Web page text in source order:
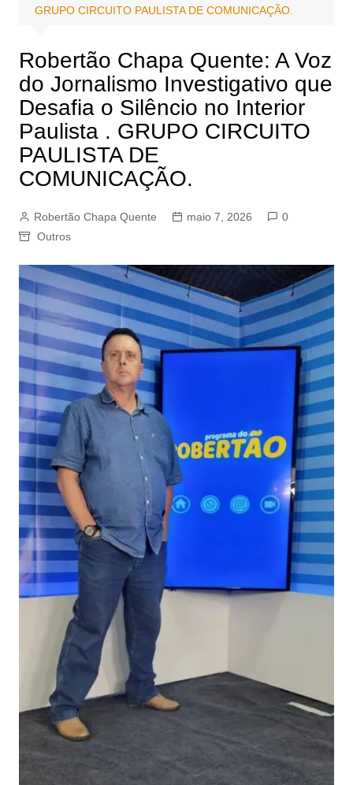
GRUPO CIRCUITO PAULISTA DE COMUNICAÇÃO.
Robertão Chapa Quente: A Voz
do Jornalismo Investigativo que
Desafia o Silêncio no Interior
Paulista . GRUPO CIRCUITO
PAULISTA DE
COMUNICAÇÃO.
Robertão Chapa Quente maio 7, 2026
0
Outros